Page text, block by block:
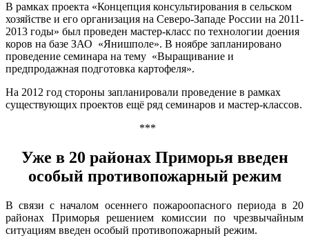
В рамках проекта «Концепция консультирования в сельском
хозяйстве и его организация на Северо-Западе России на 2011-
2013 годы» был проведен мастер-класс по технологии доения
коров на базе ЗАО «Янишполе». В ноябре запланировано
проведение семинара на тему «Выращивание и
предпродажная подготовка картофеля».
На 2012 год стороны запланировали проведение в рамках
существующих проектов ещё ряд семинаров и мастер-классов.
***
Уже в 20 районах Приморья введен
особый противопожарный режим
В связи с началом осеннего пожароопасного периода в 20
районах Приморья решением комиссии по чрезвычайным
ситуациям введен особый противопожарный режим.